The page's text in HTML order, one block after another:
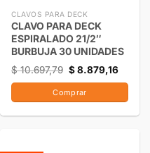
CLAVOS PARA DECK
CLAVO PARA DECK
ESPIRALADO 21/2″
BURBUJA 30 UNIDADES
$10.697,79 $8.879,16
Comprar